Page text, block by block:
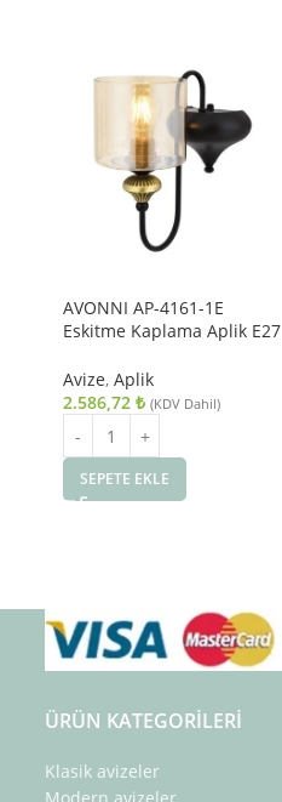
AVONNI AP-4161-1E
Eskitme Kaplama Aplik E27
Avize, Aplik
2.586,72 ₺ (KDV Dahil)
SEPETE EKLE
ÜRÜN KATEGORILERI
Klasik avizeler
Modern avizeler